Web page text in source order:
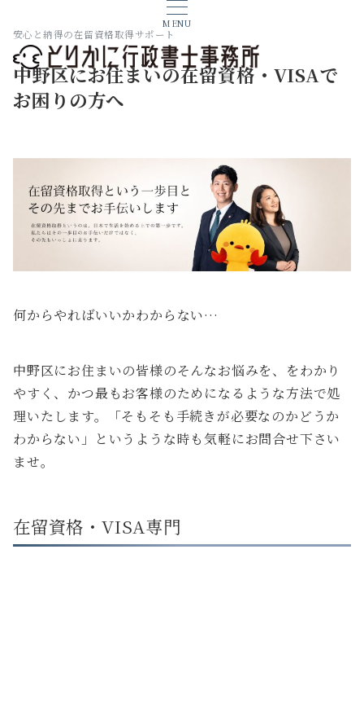
MENU
安心と納得の在留資格取得サポート
中野区にお住まいの在留資格・VISAで
お困りの方へ
何からやればいいかわからない…
中野区にお住まいの皆様のそんなお悩みを、をわかり
やすく、かつ最もお客様のためになるような方法で処
理いたします。「そもそも手続きが必要なのかどうか
わからない」というような時も気軽にお問合せ下さい
ませ。
在留資格・VISA専門